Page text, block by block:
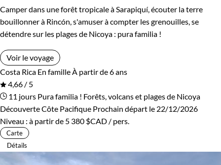
Camper dans une forêt tropicale à Sarapiquí, écouter la terre
bouillonner à Rincón, s'amuser à compter les grenouilles, se
détendre sur les plages de Nicoya : pura familia !
Voir le voyage
Costa Rica En famille À partir de 6 ans
4,66 / 5
11 jours Pura familia ! Forêts, volcans et plages de Nicoya
Découverte Côte Pacifique Prochain départ le 22/12/2026
Niveau : à partir de 5 380 $CAD / pers.
Carte
Détails